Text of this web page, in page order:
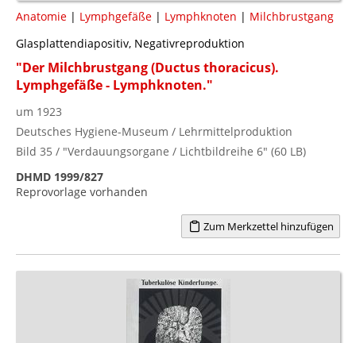
Anatomie | Lymphgefäße | Lymphknoten | Milchbrustgang
Glasplattendiapositiv, Negativreproduktion
"Der Milchbrustgang (Ductus thoracicus).
Lymphgefäße - Lymphknoten."
um 1923
Deutsches Hygiene-Museum / Lehrmittelproduktion
Bild 35 / "Verdauungsorgane / Lichtbildreihe 6" (60 LB)
DHMD 1999/827
Reprovorlage vorhanden
Zum Merkzettel hinzufügen